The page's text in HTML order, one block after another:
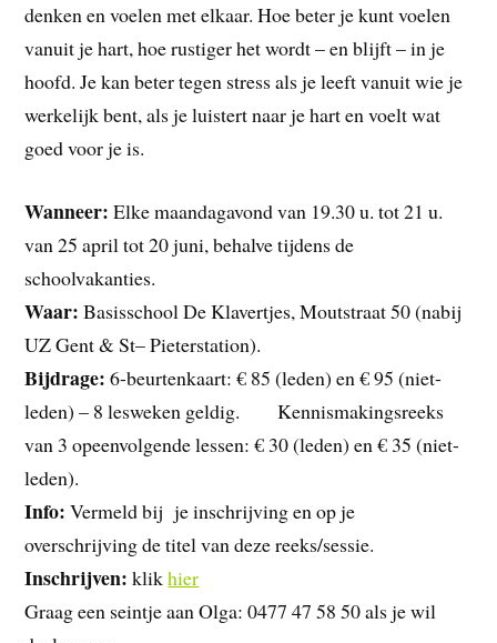
denken en voelen met elkaar. Hoe beter je kunt voelen
vanuit je hart, hoe rustiger het wordt – en blijft – in je
hoofd. Je kan beter tegen stress als je leeft vanuit wie je
werkelijk bent, als je luistert naar je hart en voelt wat
goed voor je is.
Wanneer: Elke maandagavond van 19.30 u. tot 21 u.
van 25 april tot 20 juni, behalve tijdens de
schoolvakanties.
Waar: Basisschool De Klavertjes, Moutstraat 50 (nabij
UZ Gent & St– Pieterstation).
Bijdrage: 6-beurtenkaart: € 85 (leden) en € 95 (niet-
leden) – 8 lesweken geldig. Kennismakingsreeks
van 3 opeenvolgende lessen: € 30 (leden) en € 35 (niet-
leden).
Info: Vermeld bij je inschrijving en op je
overschrijving de titel van deze reeks/sessie.
Inschrijven: klikhier
Graag een seintje aan Olga: 0477 47 58 50 als je wil